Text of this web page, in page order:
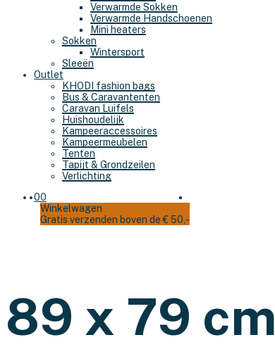
Verwarmde Sokken
Verwarmde Handschoenen
Mini heaters
Sokken
Wintersport
Sleeën
Outlet
KHODI fashion bags
Bus & Caravantenten
Caravan Luifels
Huishoudelijk
Kampeeraccessoires
Kampeermeubelen
Tenten
Tapijt & Grondzeilen
Verlichting
00
Winkelwagen
Gratis verzenden boven de € 50,-
89 x 79 cm